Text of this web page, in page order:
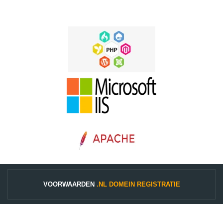
VOORWAARDEN .NL DOMEIN REGISTRATIE